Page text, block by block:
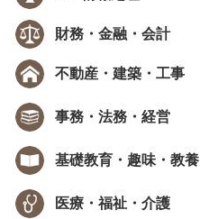
財務・金融・会計
不動産・建築・工事
事務・法務・経営
基礎教育・趣味・教養
医療・福祉・介護